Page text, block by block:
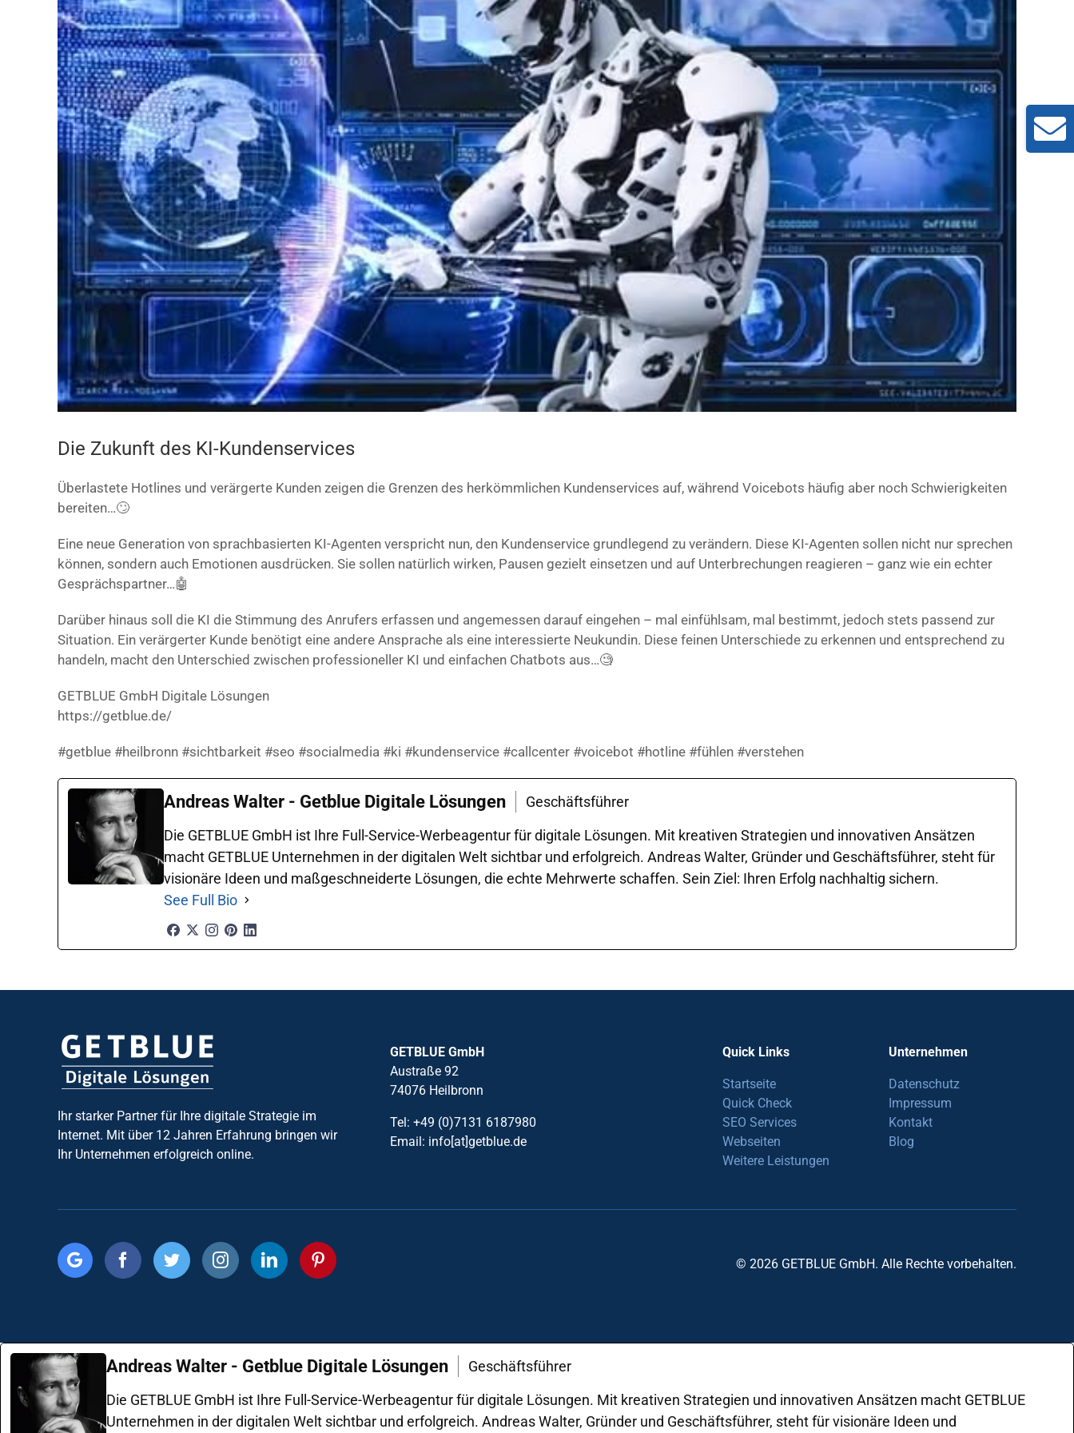
Die Zukunft des KI-Kundenservices
Überlastete Hotlines und verärgerte Kunden zeigen die Grenzen des herkömmlichen Kundenservices auf, während Voicebots häufig aber noch Schwierigkeiten
bereiten…🙄
Eine neue Generation von sprachbasierten KI-Agenten verspricht nun, den Kundenservice grundlegend zu verändern. Diese KI-Agenten sollen nicht nur sprechen
können, sondern auch Emotionen ausdrücken. Sie sollen natürlich wirken, Pausen gezielt einsetzen und auf Unterbrechungen reagieren – ganz wie ein echter
Gesprächspartner…🤖
Darüber hinaus soll die KI die Stimmung des Anrufers erfassen und angemessen darauf eingehen – mal einfühlsam, mal bestimmt, jedoch stets passend zur
Situation. Ein verärgerter Kunde benötigt eine andere Ansprache als eine interessierte Neukundin. Diese feinen Unterschiede zu erkennen und entsprechend zu
handeln, macht den Unterschied zwischen professioneller KI und einfachen Chatbots aus…🧐
GETBLUE GmbH Digitale Lösungen
https://getblue.de/
#getblue #heilbronn #sichtbarkeit #seo #socialmedia #ki #kundenservice #callcenter #voicebot #hotline #fühlen #verstehen
Andreas Walter - Getblue Digitale Lösungen
Geschäftsführer
Die GETBLUE GmbH ist Ihre Full-Service-Werbeagentur für digitale Lösungen. Mit kreativen Strategien und innovativen Ansätzen
macht GETBLUE Unternehmen in der digitalen Welt sichtbar und erfolgreich. Andreas Walter, Gründer und Geschäftsführer, steht für
visionäre Ideen und maßgeschneiderte Lösungen, die echte Mehrwerte schaffen. Sein Ziel: Ihren Erfolg nachhaltig sichern.
See Full Bio
Ihr starker Partner für Ihre digitale Strategie im
Internet. Mit über 12 Jahren Erfahrung bringen wir
Ihr Unternehmen erfolgreich online.
GETBLUE GmbH
Austraße 92
74076 Heilbronn
Tel: +49 (0)7131 6187980
Email: info[at]getblue.de
Quick Links
Startseite
Quick Check
SEO Services
Webseiten
Weitere Leistungen
Unternehmen
Datenschutz
Impressum
Kontakt
Blog
© 2026 GETBLUE GmbH. Alle Rechte vorbehalten.
Andreas Walter - Getblue Digitale Lösungen
Geschäftsführer
Die GETBLUE GmbH ist Ihre Full-Service-Werbeagentur für digitale Lösungen. Mit kreativen Strategien und innovativen Ansätzen macht GETBLUE
Unternehmen in der digitalen Welt sichtbar und erfolgreich. Andreas Walter, Gründer und Geschäftsführer, steht für visionäre Ideen und
Toggle
Sliding
Bar